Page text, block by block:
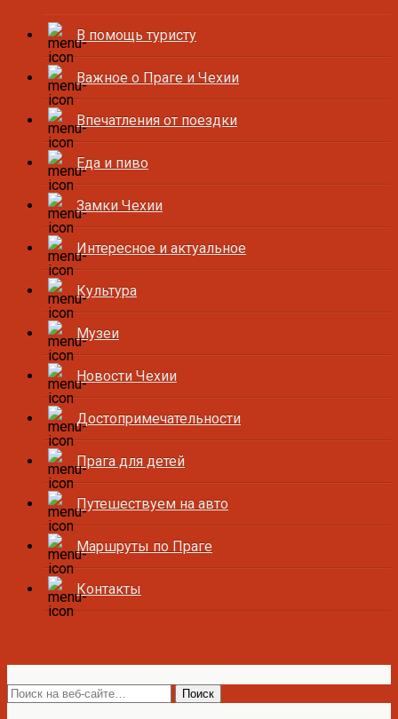
В помощь туристу
Важное о Праге и Чехии
Впечатления от поездки
Еда и пиво
Замки Чехии
Интересное и актуальное
Культура
Музеи
Новости Чехии
Достопримечательности
Прага для детей
Путешествуем на авто
Маршруты по Праге
Контакты